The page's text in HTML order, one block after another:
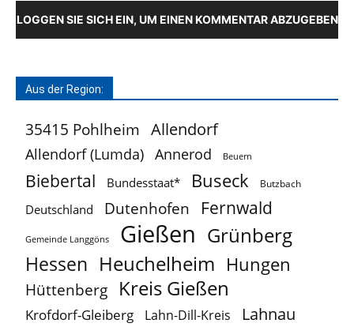
LOGGEN SIE SICH EIN, UM EINEN KOMMENTAR ABZUGEBEN
Aus der Region:
35415 Pohlheim Allendorf
Allendorf (Lumda) Annerod Beuern
Biebertal Bundesstaat* Buseck Butzbach
Deutschland Dutenhofen Fernwald
Gemeinde Langgöns Gießen Grünberg
Hessen Heuchelheim Hungen
Hüttenberg Kreis Gießen
Krofdorf-Gleiberg Lahn-Dill-Kreis Lahnau